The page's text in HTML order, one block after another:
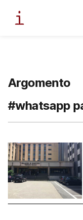
Argomento
#whatsapp